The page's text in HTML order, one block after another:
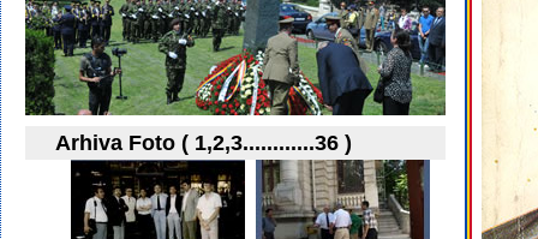
Arhiva Foto ( 1,2,3............36 )